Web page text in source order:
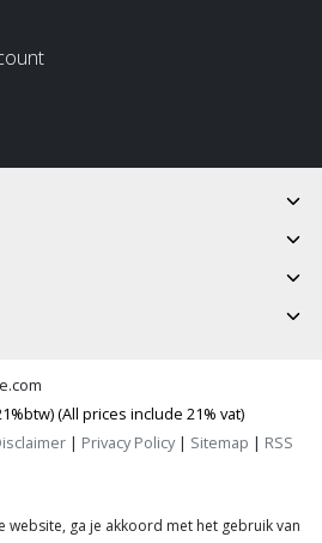
(All prices include 21% vat)
| Privacy Policy| Sitemap | RSS
website, ga je akkoord met het gebruik van